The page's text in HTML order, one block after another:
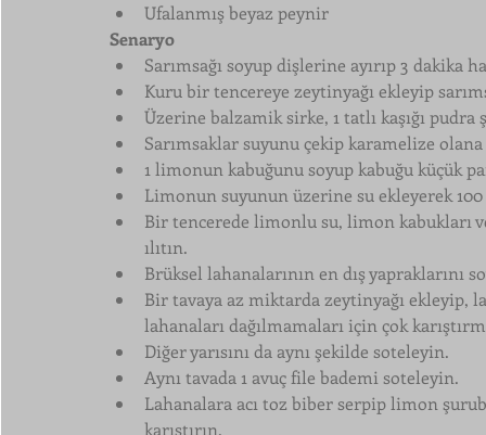
Ufalanmış beyaz peynir
Senaryo
Sarımsağı soyup dişlerine ayırıp 3 dakika
Kuru bir tencereye zeytinyağı ekleyip
Üzerine balzamik sirke, 1 tatlı kaşığı
Sarımsaklar suyunu çekip karamelize
1 limonun kabuğunu soyup kabuğu küçük
Limonun suyunun üzerine su ekleyerek
Bir tencerede limonlu su, limon kabukları
ılıtın.
Brüksel lahanalarının en dış yapraklarını
Bir tavaya az miktarda zeytinyağı ekleyip,
lahanaları dağılmamaları için çok
Diğer yarısını da aynı şekilde soteleyin.
Aynı tavada 1 avuç file bademi soteleyin.
Lahanalara acı toz biber serpip limon
karıştırın.